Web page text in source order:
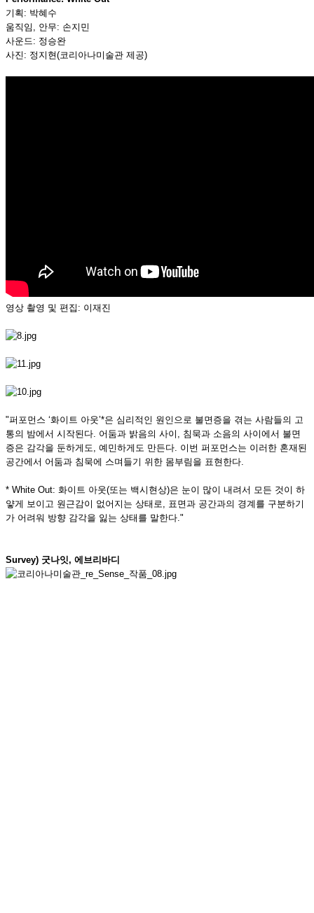
기획: 박혜수
움직임, 안무: 손지민
사운드: 정승완
사진: 정지현(코리아나미술관 제공)
영상 촬영 및 편집: 이재진
"퍼포먼스 ‘화이트 아웃’*은 심리적인 원인으로 불면증을 겪는 사람들의 고
통의 밤에서 시작된다. 어둠과 밝음의 사이, 침묵과 소음의 사이에서 불면
증은 감각을 둔하게도, 예민하게도 만든다. 이번 퍼포먼스는 이러한 혼재된
공간에서 어둠과 침묵에 스며들기 위한 몸부림을 표현한다.
* White Out: 화이트 아웃(또는 백시현상)은 눈이 많이 내려서 모든 것이 하
얗게 보이고 원근감이 없어지는 상태로, 표면과 공간과의 경계를 구분하기
가 어려워 방향 감각을 잃는 상태를 말한다."
Survey) 굿나잇, 에브리바디